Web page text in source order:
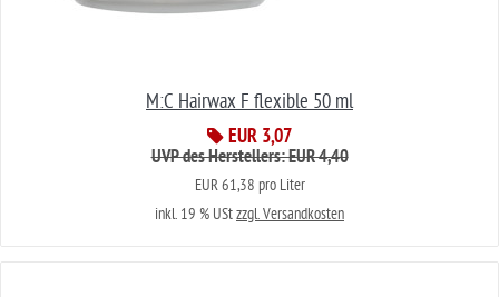
M:C Hairwax F flexible 50 ml
EUR 3,07
UVP des Herstellers: EUR 4,40
EUR 61,38 pro Liter
inkl. 19 % UStzzgl. Versandkosten